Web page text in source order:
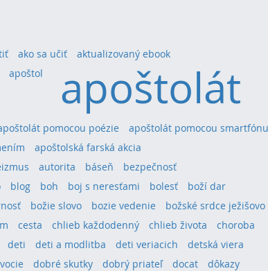
ako sa učiť
aktualizovaný ebook
apoštol apoštolát
pomocou poézie
apoštolát pomocou smartfónu
apoštolská farská akcia
autorita báseň
bezpečnosť
blog boh boj s neresťami bolesť
boží dar
božie slovo bozie vedenie
božské srdce ježišovo
cesta chlieb každodenný chlieb života
choroba
deti deti a modlitba deti veriacich
detská viera
dobré skutky dobrý priateľ docat
dôkazy